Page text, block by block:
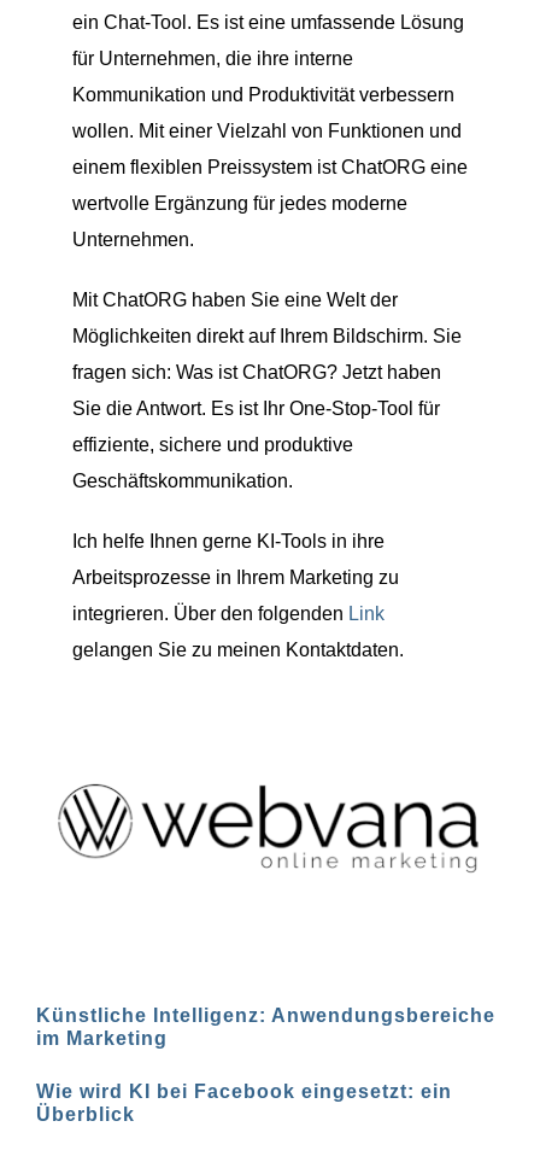
ein Chat-Tool. Es ist eine umfassende Lösung
für Unternehmen, die ihre interne
Kommunikation und Produktivität verbessern
wollen. Mit einer Vielzahl von Funktionen und
einem flexiblen Preissystem ist ChatORG eine
wertvolle Ergänzung für jedes moderne
Unternehmen.
Mit ChatORG haben Sie eine Welt der
Möglichkeiten direkt auf Ihrem Bildschirm. Sie
fragen sich: Was ist ChatORG? Jetzt haben
Sie die Antwort. Es ist Ihr One-Stop-Tool für
effiziente, sichere und produktive
Geschäftskommunikation.
Ich helfe Ihnen gerne KI-Tools in ihre
Arbeitsprozesse in Ihrem Marketing zu
integrieren. Über den folgenden Link
gelangen Sie zu meinen Kontaktdaten.
Künstliche Intelligenz: Anwendungsbereiche
im Marketing
Wie wird KI bei Facebook eingesetzt: ein
Überblick